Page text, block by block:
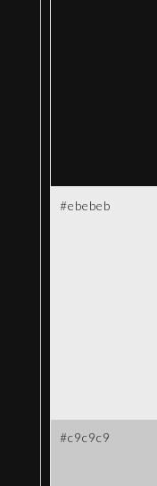
#ebebeb
#c9c9c9